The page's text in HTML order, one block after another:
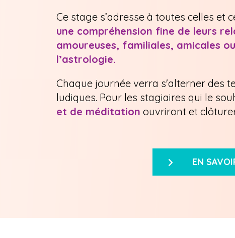
Ce stage s’adresse à toutes celles et
une compréhension fine de leurs
amoureuses, familiales, amicales
l’astrologie.
Chaque journée verra s'alterner des
ludiques. Pour les stagiaires qui le
et de méditation ouvriront et
EN